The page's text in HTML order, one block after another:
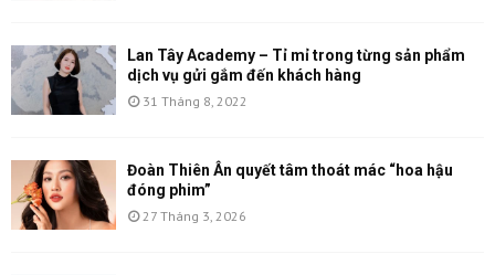
Lan Tây Academy – Tỉ mỉ trong từng sản phẩm
dịch vụ gửi gắm đến khách hàng
31 Tháng 8, 2022
Đoàn Thiên Ân quyết tâm thoát mác “hoa hậu
đóng phim”
27 Tháng 3, 2026